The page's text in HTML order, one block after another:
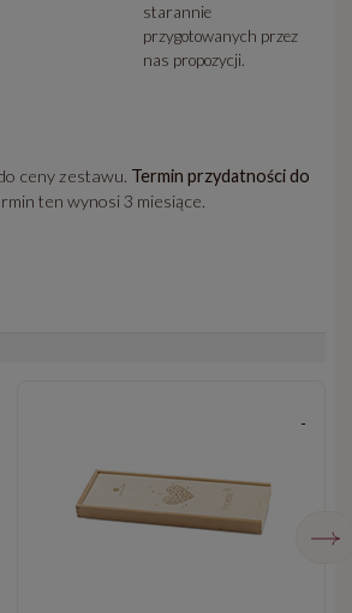
starannie
przygotowanych przez
nas propozycji.
ceny zestawu. Termin przydatności do
ten wynosi 3 miesiące.